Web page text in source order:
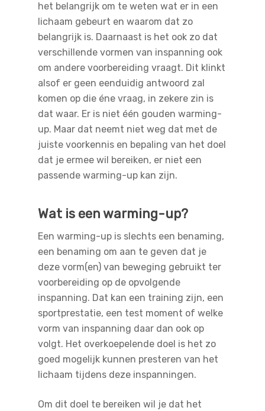
het belangrijk om te weten wat er in een
lichaam gebeurt en waarom dat zo
belangrijk is. Daarnaast is het ook zo dat
verschillende vormen van inspanning ook
om andere voorbereiding vraagt. Dit klinkt
alsof er geen eenduidig antwoord zal
komen op die éne vraag, in zekere zin is
dat waar. Er is niet één gouden warming-
up. Maar dat neemt niet weg dat met de
juiste voorkennis en bepaling van het doel
dat je ermee wil bereiken, er niet een
passende warming-up kan zijn.
Wat is een warming-up?
Een warming-up is slechts een benaming,
een benaming om aan te geven dat je
deze vorm(en) van beweging gebruikt ter
voorbereiding op de opvolgende
inspanning. Dat kan een training zijn, een
sportprestatie, een test moment of welke
vorm van inspanning daar dan ook op
volgt. Het overkoepelende doel is het zo
goed mogelijk kunnen presteren van het
lichaam tijdens deze inspanningen.
Om dit doel te bereiken wil je dat het